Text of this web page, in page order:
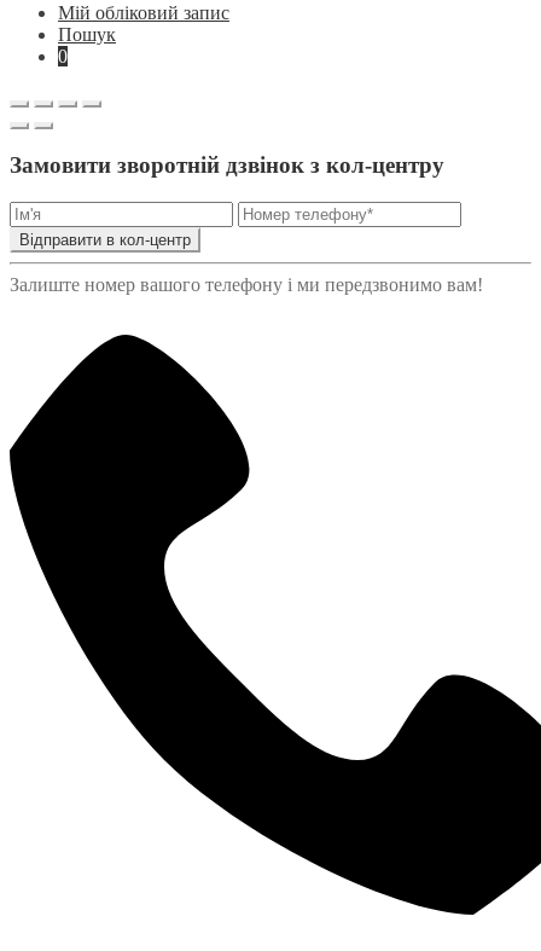
Мій обліковий запис
Пошук
0
Замовити зворотній дзвінок з кол-центру
Відправити в кол-центр
Залиште номер вашого телефону і ми передзвонимо вам!